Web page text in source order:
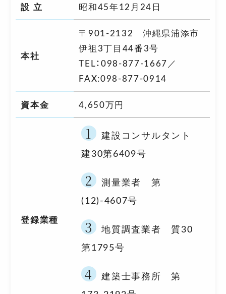
設 立 昭和45年12月24日
本社
〒901-2132 沖縄県浦添市
伊祖3丁目44番3号
TEL：098-877-1667／
FAX:098-877-0914
資本金 4,650万円
登録業種
建設コンサルタント
建30第6409号
測量業者 第
(12)-4607号
地質調査業者 質30
第1795号
建築士事務所 第